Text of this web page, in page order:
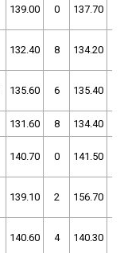
139.00 0 137.70
132.40 8 134.20
135.60 6 135.40
131.60 8 134.40
140.70 0 141.50
139.10 2 156.70
140.60 4 140.30